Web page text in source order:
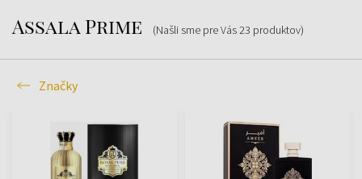
Assala Prime (Našli sme pre Vás23 produktov)
Značky